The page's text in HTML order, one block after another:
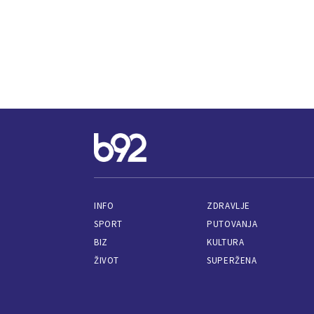
INFO
SPORT
BIZ
ŽIVOT
ZDRAVLJE
PUTOVANJA
KULTURA
SUPERŽENA